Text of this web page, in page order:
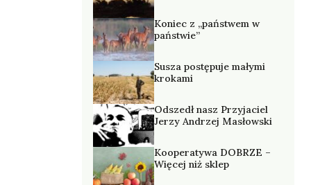
Koniec z „państwem w
państwie”
Susza postępuje małymi
krokami
Odszedł nasz Przyjaciel
Jerzy Andrzej Masłowski
Kooperatywa DOBRZE –
Więcej niż sklep